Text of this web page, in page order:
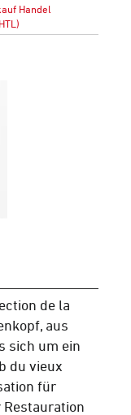
Handel
de la
aus
sich um ein
du vieux
für